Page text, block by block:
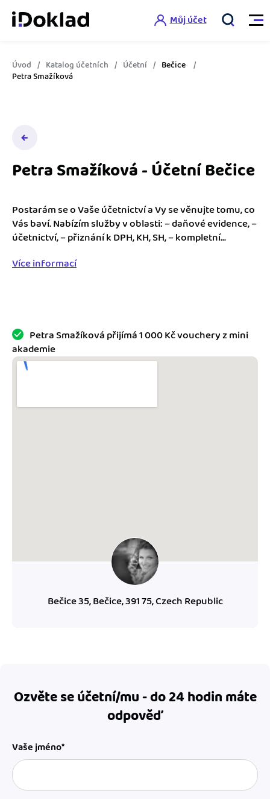
Vlastnosti
Správa kontaktů
Hlídání cashflow
Výkazy pro úřady
Jak začít s iDokladem
Jak začít podnikat
mini akademie
Fakturační poradna
Šablona pro plátce DPH
Šablona pro neplátce DPH
Můj účet
Úvod Katalog účetních Účetní
Bečice
Petra Smažíková
Petra Smažíková - Účetní Bečice
Postarám se o Vaše účetnictví a Vy se věnujte tomu, co
Vás baví. Nabízím služby v oblasti: – daňové evidence, –
účetnictví, – přiznání k DPH, KH, SH, – kompletní...
Více informací
Petra Smažíková přijímá 1 000 Kč vouchery z mini
akademie
Bečice 35, Bečice, 391 75, Czech Republic
Ozvěte se účetní/mu - do 24 hodin máte
odpověď
Vaše jméno*